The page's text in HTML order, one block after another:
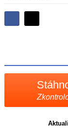
Sdílejte